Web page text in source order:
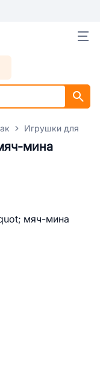
Игрушки для
мина